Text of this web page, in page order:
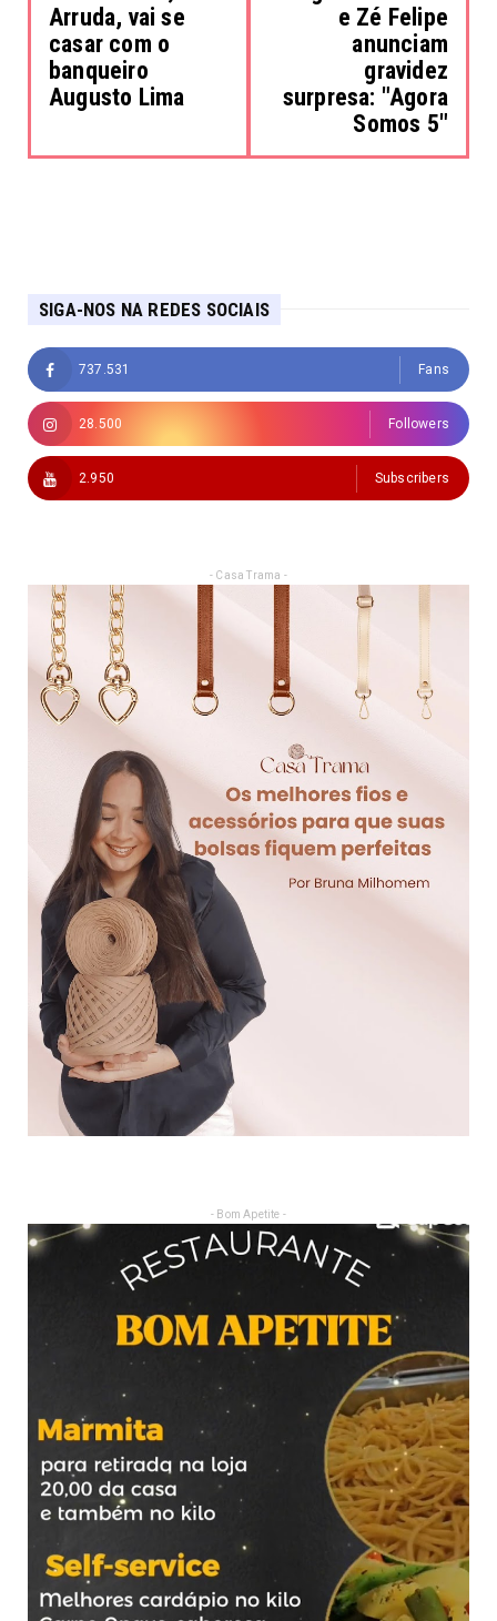
Arruda, vai se
casar com o
banqueiro
Augusto Lima
e Zé Felipe
anunciam
gravidez
surpresa: "Agora
Somos 5"
SIGA-NOS NA REDES SOCIAIS
737.531 Fans
28.500 Followers
2.950 Subscribers
- Casa Trama -
- Bom Apetite -